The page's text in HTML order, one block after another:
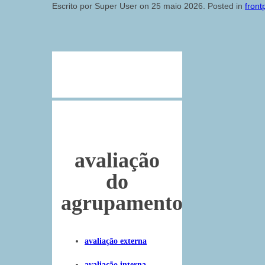
Escrito por Super User on 25 maio 2026. Posted in
avaliação
do
agrupamento
avaliação externa